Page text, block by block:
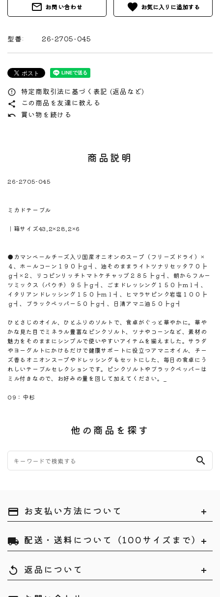
mail_outline お問い合わせ favorite
型番: 26-2705-045
error_outline 特定商取引法に基づく表記 (返品など)
share この商品を友達に教える
undo 買い物を続ける
商品説明
26-2705-045
ミカドテーブル
｜箱サイズ43.2×28.2×6
●カマンベールチーズ入り国産オニオンのスープ（フリーズドライ）×
４、ホールコーン１９０┣ｇ┫、油そのままライトツナリセッタ７０┣
ｇ┫×２、リコピンリッチトマトケチャップ２８５┣ｇ┫、朝からフルー
ツミックス（パウチ）９５┣ｇ┫、ごまドレッシング１５０┣ｍｌ┫、
イタリアンドレッシング１５０┣ｍｌ┫、ヒマラヤピンク岩塩１００┣
ｇ┫、ブラックペッパー５０┣ｇ┫、日清アマニ油５０┣ｇ┫
ひとさじのオイル、ひとふりのソルトで、食卓がぐっと華やかに。華や
かな見た目でミネラル豊富なピンクソルト、ツナやコーンなど、素材の
魅力をそのままにシンプルで使いやすいアイテムを揃えました。サラダ
やヨーグルトにかけるだけで健康サポートに役立つアマニオイル、チー
ズ香るオニオンスープやドレッシングもセットにした、毎日の食卓にう
れしいテーブルセレクションです。ピンクソルトやブラックペッパーは
ミル付きなので、お好みの量を回して加えてください。_
09：中杉
他の商品を探す
search
payment お支払い方法について
local_shipping 配送・送料について（100サイズまで）
replay 返品について